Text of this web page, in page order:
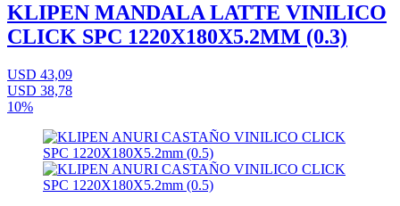
KLIPEN MANDALA LATTE VINILICO
CLICK SPC 1220X180X5.2MM (0.3)
USD 43,09
USD 38,78
10%